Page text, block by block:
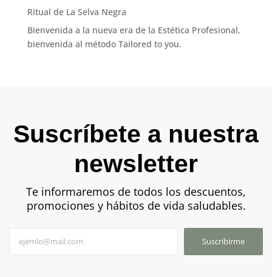
Ritual de La Selva Negra
Bienvenida a la nueva era de la Estética Profesional,
bienvenida al método Tailored to you.
Suscríbete a nuestra
newsletter
Te informaremos de todos los descuentos,
promociones y hábitos de vida saludables.
Suscribirme